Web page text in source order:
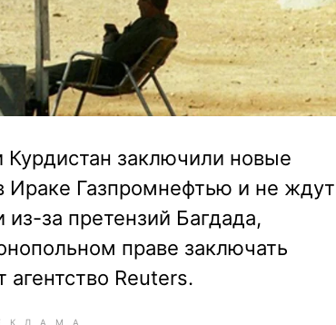
Курдистан заключили новые
Ираке Газпромнефтью и не ждут
за претензий Багдада,
праве заключать
Reuters.